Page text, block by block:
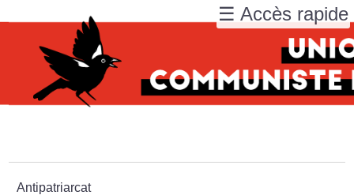
Antipatriarcat
☰ Accès rapide